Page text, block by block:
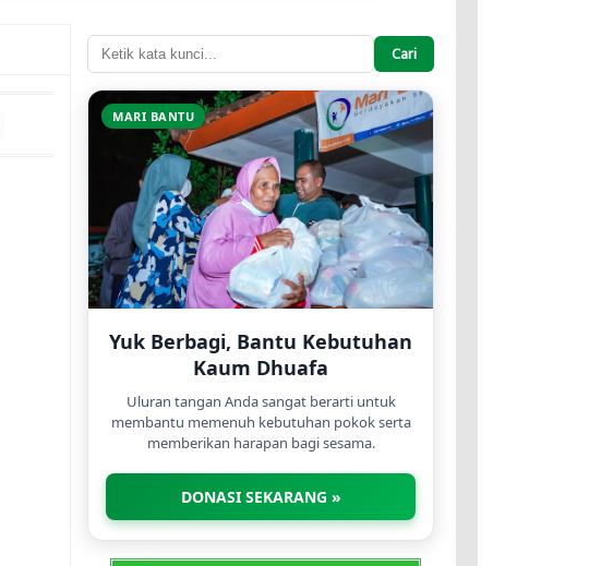
Cari
MARI BANTU
Yuk Berbagi, Bantu Kebutuhan
Kaum Dhuafa
Uluran tangan Anda sangat berarti untuk
membantu memenuh kebutuhan pokok serta
memberikan harapan bagi sesama.
DONASI SEKARANG »